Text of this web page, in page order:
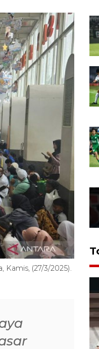
Kamis, (27/3/2025).